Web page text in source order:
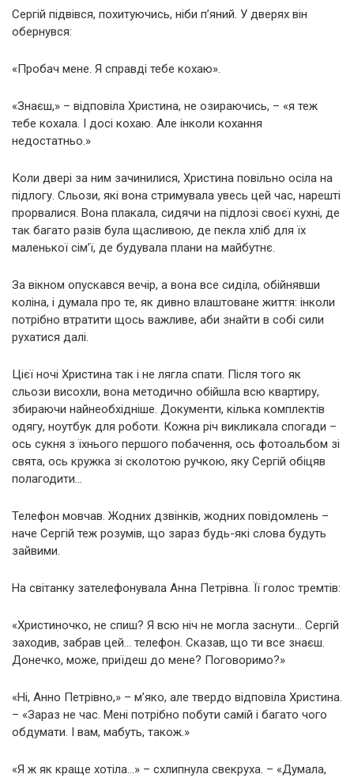
Сергій підвівся, похитуючись, ніби п’яний. У дверях він
обернувся:
«Пробач мене. Я справді тебе кохаю».
«Знаєш,» – відповіла Христина, не озираючись, – «я теж
тебе кохала. І досі кохаю. Але інколи кохання
недостатньо.»
Коли двері за ним зачинилися, Христина повільно осіла на
підлогу. Сльози, які вона стримувала увесь цей час, нарешті
прорвалися. Вона плакала, сидячи на підлозі своєї кухні, де
так багато разів була щасливою, де пекла хліб для їх
маленької сім’ї, де будувала плани на майбутнє.
За вікном опускався вечір, а вона все сиділа, обійнявши
коліна, і думала про те, як дивно влаштоване життя: інколи
потрібно втратити щось важливе, аби знайти в собі сили
рухатися далі.
Цієї ночі Христина так і не лягла спати. Після того як
сльози висохли, вона методично обійшла всю квартиру,
збираючи найнеобхідніше. Документи, кілька комплектів
одягу, ноутбук для роботи. Кожна річ викликала спогади –
ось сукня з їхнього першого побачення, ось фотоальбом зі
свята, ось кружка зі сколотою ручкою, яку Сергій обіцяв
полагодити…
Телефон мовчав. Жодних дзвінків, жодних повідомлень –
наче Сергій теж розумів, що зараз будь-які слова будуть
зайвими.
На світанку зателефонувала Анна Петрівна. Її голос тремтів:
«Христиночко, не спиш? Я всю ніч не могла заснути… Сергій
заходив, забрав цей… телефон. Сказав, що ти все знаєш.
Донечко, може, приїдеш до мене? Поговоримо?»
«Ні, Анно Петрівно,» – м’яко, але твердо відповіла Христина.
– «Зараз не час. Мені потрібно побути самій і багато чого
обдумати. І вам, мабуть, також.»
«Я ж як краще хотіла…» – схлипнула свекруха. – «Думала,